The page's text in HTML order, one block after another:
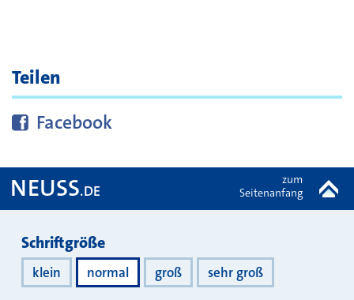
Teilen
Diese Seite bei
Facebook
NEUSS.DE
zum
Seitenanfang
Darstellung
Schriftgröße
klein normal groß sehr groß